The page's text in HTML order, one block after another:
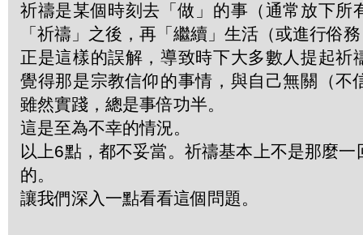
祈禱是某個時刻去「做」的事（通常放下所
「祈禱」之後，再「繼續」生活（或進行俗
正是這樣的誤解，導致時下大多數人提起祈
覺得那是宗教信仰的事情，與自己無關（不
雖然實踐，總是事倍功半。
這是至為不幸的情況。
以上6點，都不妥當。祈禱基本上不是那麼
的。
讓我們深入一點看看這個問題。